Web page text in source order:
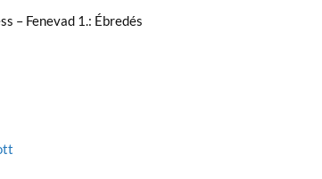
– Fenevad 1.: Ébredés